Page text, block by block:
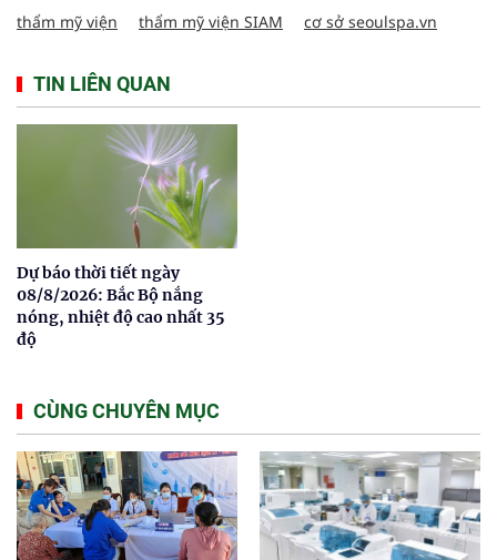
thẩm mỹ viện thẩm mỹ viện SIAM cơ sở seoulspa.vn
TIN LIÊN QUAN
Dự báo thời tiết ngày
08/8/2026: Bắc Bộ nắng
nóng, nhiệt độ cao nhất 35
độ
CÙNG CHUYÊN MỤC